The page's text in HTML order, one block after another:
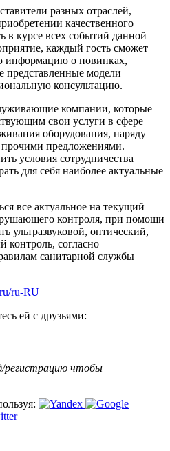
разных отраслей,
качественного
в курсе всех событий данной
каждый гость сможет
информацию о новинках,
представленные модели
консультацию.
компании, которые
свои услуги в сфере
оборудования, наряду
прочими предложениями.
условия сотрудничества
для себя наиболее актуальные
все актуальное на текущий
контроля, при помощи
ультразвуковой, оптический,
контроль, согласно
санитарной службы
ru-RU
ей с друзьями:
регистрацию чтобы